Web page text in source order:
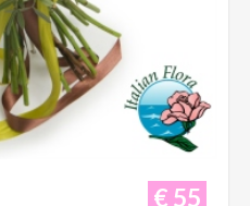
€ 55